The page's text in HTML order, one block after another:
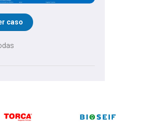
caso